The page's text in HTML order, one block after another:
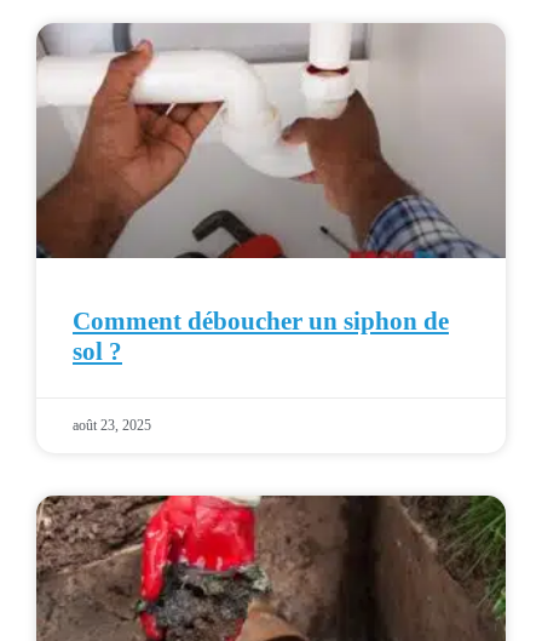
Comment déboucher un siphon de
sol ?
août 23, 2025